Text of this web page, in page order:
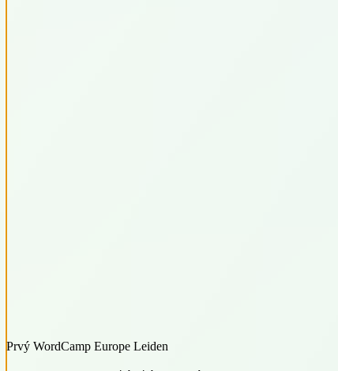
Prvý WordCamp Europe Leiden